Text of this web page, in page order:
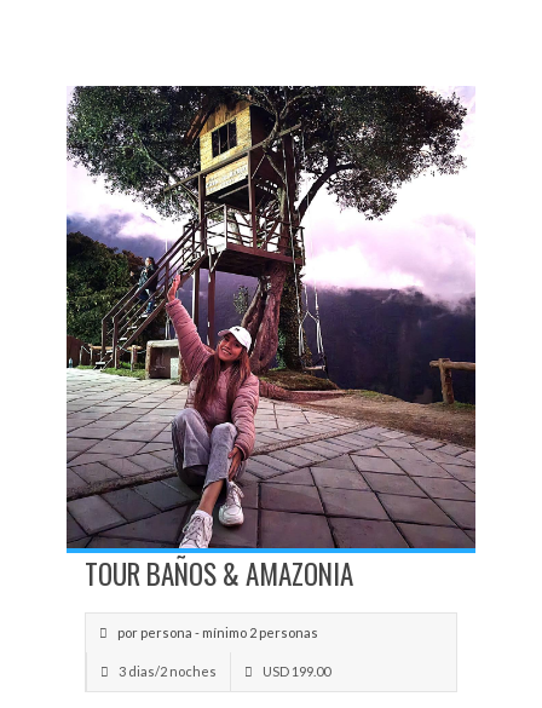
TOUR BAÑOS & AMAZONIA
por persona - mínimo 2 personas
3 dias/2 noches USD 199.00